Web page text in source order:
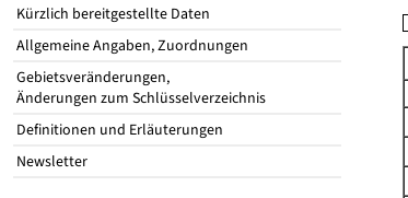
Kürzlich bereitgestellte Daten
Allgemeine Angaben, Zuordnungen
Gebietsveränderungen,
Änderungen zum Schlüsselverzeichnis
Definitionen und Erläuterungen
Newsletter